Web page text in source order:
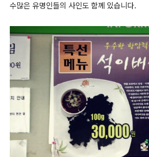
수많은 유명인들의 사인도 함께 있습니다.